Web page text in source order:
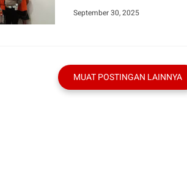
September 30, 2025
MUAT POSTINGAN LAINNYA